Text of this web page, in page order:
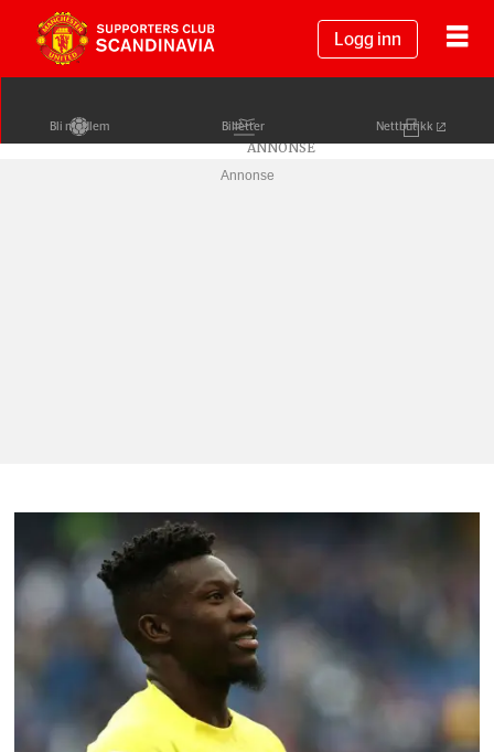
Logg inn
Bli medlem Billetter Nettbutikk
Annonse